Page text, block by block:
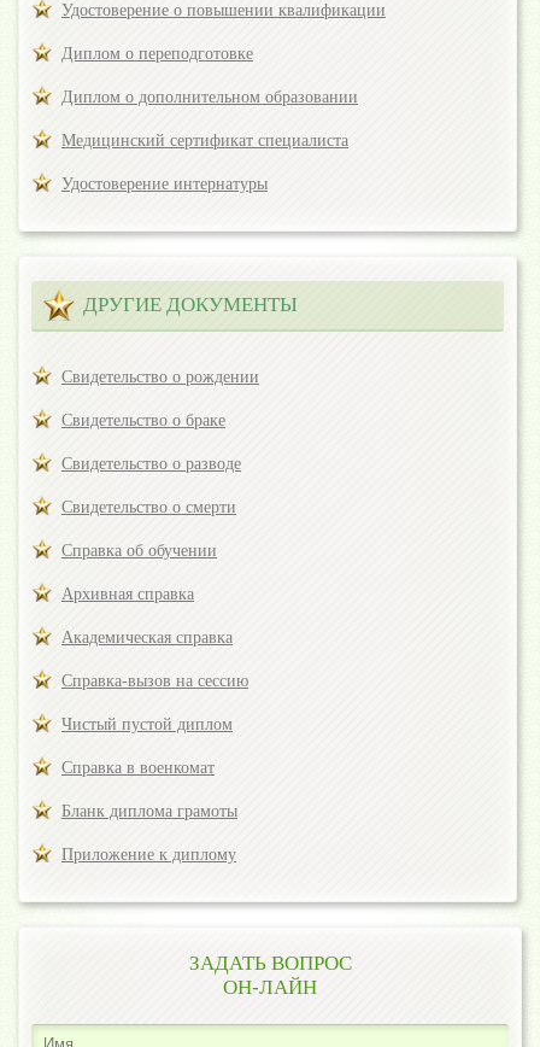
Удостоверение о повышении квалификации
Диплом о переподготовке
Диплом о дополнительном образовании
Медицинский сертификат специалиста
Удостоверение интернатуры
ДРУГИЕ ДОКУМЕНТЫ
Свидетельство о рождении
Свидетельство о браке
Свидетельство о разводе
Свидетельство о смерти
Справка об обучении
Архивная справка
Академическая справка
Справка-вызов на сессию
Чистый пустой диплом
Справка в военкомат
Бланк диплома грамоты
Приложение к диплому
ЗАДАТЬ ВОПРОС
ОН-ЛАЙН